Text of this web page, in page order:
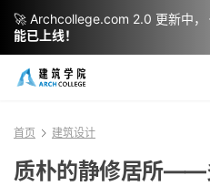
首页 建筑设计
质朴的静修居所——
🚀 Archcollege.com 2.0 更新中，
能已上线！